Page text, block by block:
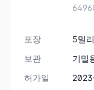
포장
5밀
보관
기밀
허가일